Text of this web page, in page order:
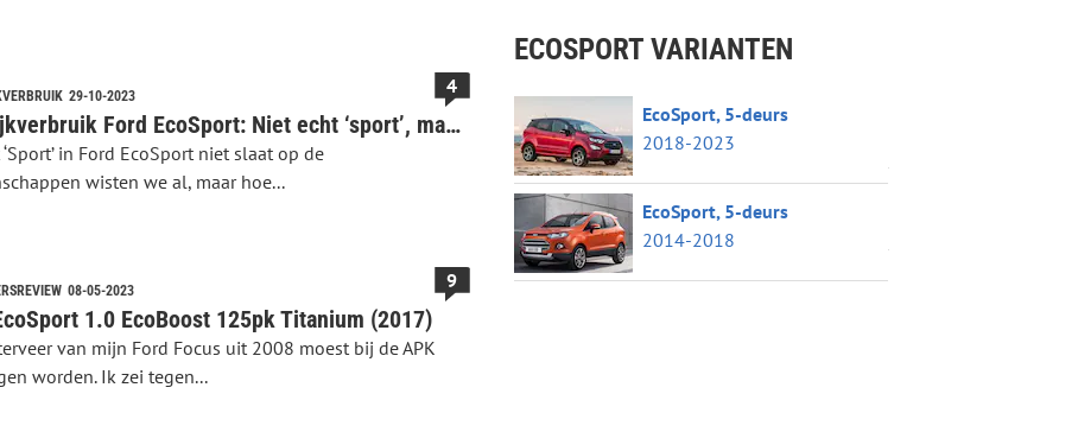
29-10-2023
Praktijkverbruik Ford EcoSport: Niet echt ‘sport’, maar hoe ‘eco’?
in Ford EcoSport niet slaat op de
wisten we al, maar hoe...
4
08-05-2023
1.0 EcoBoost 125pk Titanium (2017)
van mijn Ford Focus uit 2008 moest bij de APK
worden. Ik zei tegen...
9
ECOSPORT VARIANTEN
EcoSport, 5-deurs
2018-2023
EcoSport, 5-deurs
2014-2018